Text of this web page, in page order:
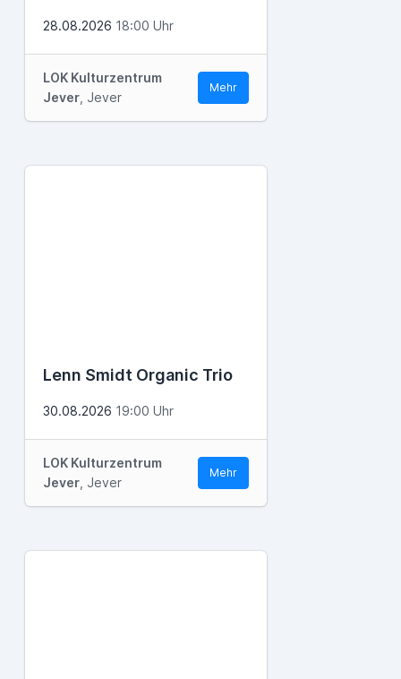
28.08.2026 18:00 Uhr
LOK Kulturzentrum
Jever , Jever
Mehr
Lenn Smidt Organic Trio
30.08.2026 19:00 Uhr
LOK Kulturzentrum
Jever , Jever
Mehr